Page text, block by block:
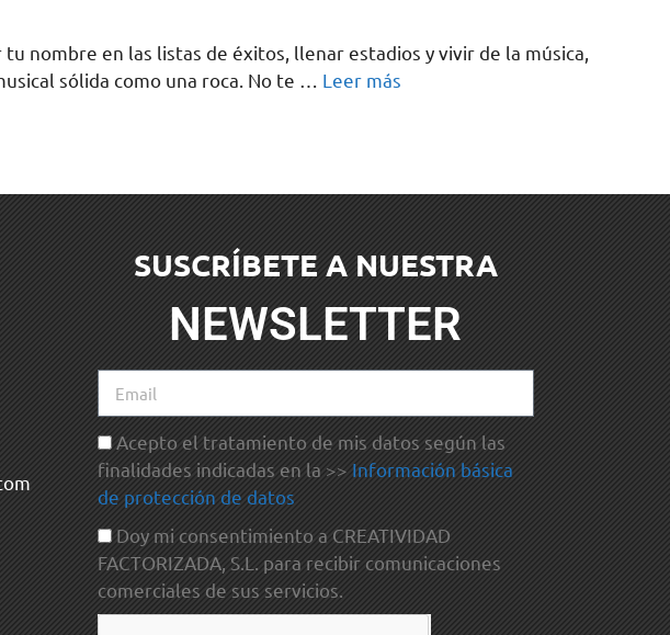
nombre en las listas de éxitos, llenar estadios y vivir de la música,
sólida como una roca. No te … Leer más
SUSCRÍBETE A NUESTRA
NEWSLETTER
Acepto el tratamiento de mis datos según las
finalidades indicadas en la >> Información básica
de protección de datos
Doy mi consentimiento a CREATIVIDAD
FACTORIZADA, S.L. para recibir comunicaciones
comerciales de sus servicios.